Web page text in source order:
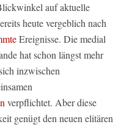
auf aktuelle
heute vergeblich nach
Ereignisse. Die medial
hat schon längst mehr
inzwischen
verpflichtet. Aber diese
genügt den neuen elitären